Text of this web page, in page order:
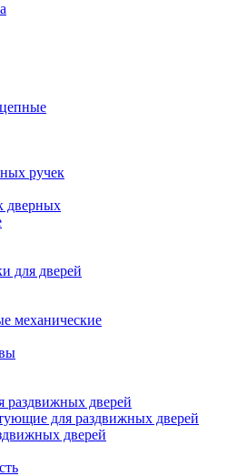
ручек
дверных
для дверей
механические
раздвижных дверей
для раздвижных дверей
дверей